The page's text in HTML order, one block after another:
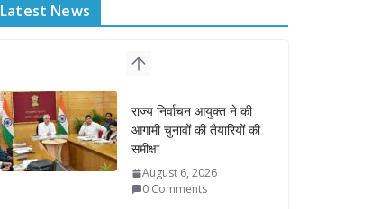
Latest News
“घुमंतू विकास बोर्ड” में सभी
समुदायों का प्रतिनिधित्व
सुनिश्चित किया जाएगा-
मुख्यमंत्री योगी आदित्यनाथ
August 6, 2026